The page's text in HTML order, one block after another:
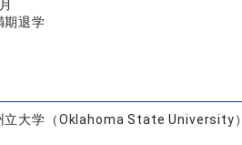
期退学
立大学（Oklahoma State University）